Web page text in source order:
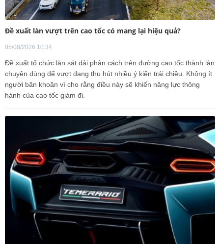
Đề xuất làn vượt trên cao tốc có mang lại hiệu quả?
05/08/2026 10:34
Đề xuất tổ chức làn sát dải phân cách trên đường cao tốc thành làn
chuyên dùng để vượt đang thu hút nhiều ý kiến trái chiều. Không ít
người băn khoăn vì cho rằng điều này sẽ khiến năng lực thông
hành của cao tốc giảm đi.